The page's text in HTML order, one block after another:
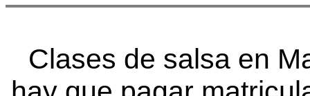
Clases de salsa en